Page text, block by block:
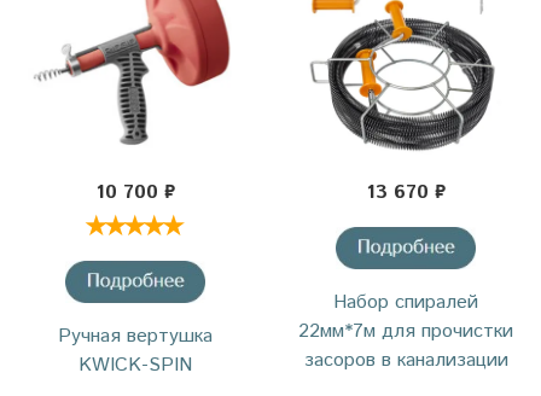
10 700 ₽
Ручная вертушка
KWICK-SPIN
13 670 ₽
Набор спиралей
22мм*7м для прочистки
засоров в канализации